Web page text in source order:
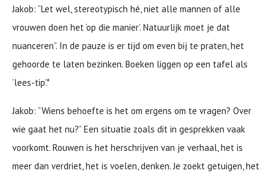
Jakob: “Let wel, stereotypisch hé, niet alle mannen of alle
vrouwen doen het ‘op die manier’. Natuurlijk moet je dat
nuanceren”. In de pauze is er tijd om even bij te praten, het
gehoorde te laten bezinken. Boeken liggen op een tafel als
‘lees-tip’.*
Jakob: “Wiens behoefte is het om ergens om te vragen? Over
wie gaat het nu?” Een situatie zoals dit in gesprekken vaak
voorkomt. Rouwen is het herschrijven van je verhaal, het is
meer dan verdriet, het is voelen, denken. Je zoekt getuigen, het